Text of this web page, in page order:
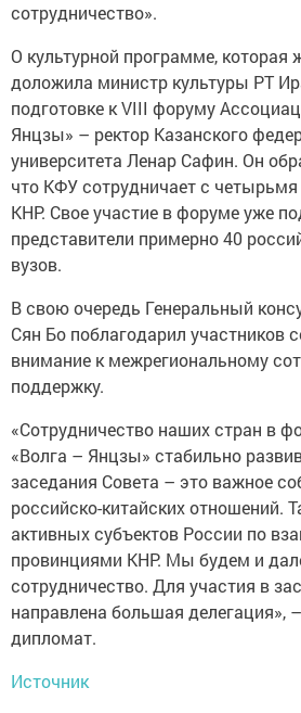
сотрудничество».
О культурной программе, которая
доложила министр культуры РТ
подготовке к VIII форуму
Янцзы» – ректор Казанского
университета Ленар Сафин. Он
что КФУ сотрудничает с
КНР. Свое участие в форуме уже
представители примерно 40
вузов.
В свою очередь Генеральный
Сян Бо поблагодарил участников
внимание к межрегиональному
поддержку.
«Сотрудничество наших стран в
«Волга – Янцзы» стабильно
заседания Совета – это важное
российско-китайских отношений.
активных субъектов России по
провинциями КНР. Мы будем и
сотрудничество. Для участия в
направлена большая делегация»,
дипломат.
Источник